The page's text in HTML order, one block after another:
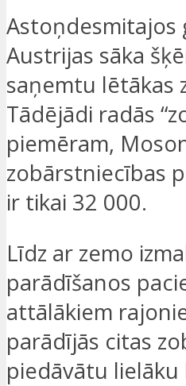
Astoņdesmitajos
Austrijas sāka
saņemtu lētākas
Tādējādi radās
piemēram,
zobārstniecības
ir tikai 32 000.
Līdz ar zemo
parādīšanos
attālākiem
parādījās citas
piedāvātu